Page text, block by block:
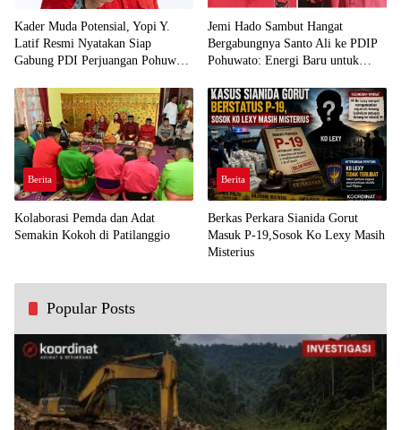
Kader Muda Potensial, Yopi Y.
Latif Resmi Nyatakan Siap
Gabung PDI Perjuangan Pohuwato
Jemi Hado Sambut Hangat
Bergabungnya Santo Ali ke PDIP
Pohuwato: Energi Baru untuk
Berita
Kolaborasi Pemda dan Adat
Semakin Kokoh di Patilanggio
Berita
Berkas Perkara Sianida Gorut
Masuk P-19,Sosok Ko Lexy Masih
Misterius
Popular Posts